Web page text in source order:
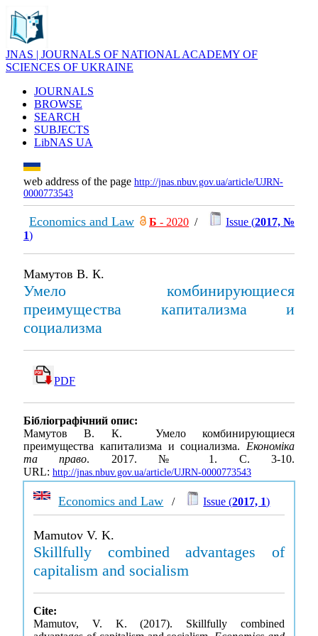
JNAS | JOURNALS OF NATIONAL ACADEMY OF
SCIENCES OF UKRAINE
JOURNALS
BROWSE
SEARCH
SUBJECTS
LibNAS UA
web address of the page http://jnas.nbuv.gov.ua/article/UJRN-
0000773543
Economics and Law Б - 2020 / Issue (2017, №
1)
Мамутов В. К.
Умело комбинирующиеся
преимущества капитализма и
социализма
PDF
Бібліографічний опис:
Мамутов В. К. Умело комбинирующиеся
преимущества капитализма и социализма. Економіка
та право. 2017. № 1. С. 3-10.
URL: http://jnas.nbuv.gov.ua/article/UJRN-0000773543
Economics and Law / Issue (2017, 1)
Mamutov V. K.
Skillfully combined advantages of
capitalism and socialism
Cite:
Mamutov, V. K. (2017). Skillfully combined